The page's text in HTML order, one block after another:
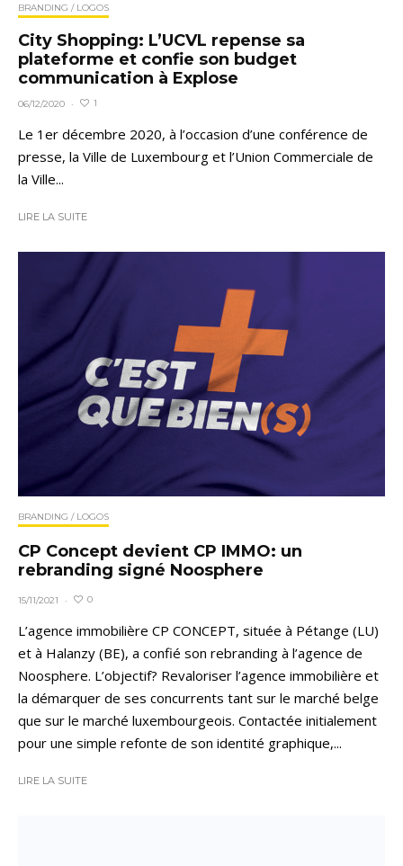
BRANDING / LOGOS
City Shopping: L’UCVL repense sa
plateforme et confie son budget
communication à Explose
06/12/2020 · 1
Le 1er décembre 2020, à l’occasion d’une conférence de
presse, la Ville de Luxembourg et l’Union Commerciale de
la Ville...
LIRE LA SUITE
BRANDING / LOGOS
CP Concept devient CP IMMO: un
rebranding signé Noosphere
15/11/2021 · 0
L’agence immobilière CP CONCEPT, située à Pétange (LU)
et à Halanzy (BE), a confié son rebranding à l’agence de
Noosphere. L’objectif? Revaloriser l’agence immobilière et
la démarquer de ses concurrents tant sur le marché belge
que sur le marché luxembourgeois. Contactée initialement
pour une simple refonte de son identité graphique,...
LIRE LA SUITE